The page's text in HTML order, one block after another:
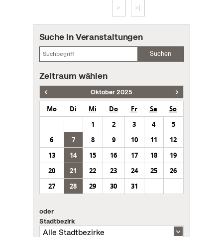
> >|
Suche in Veranstaltungen
Suchen
Zeitraum wählen
Oktober 2025
Mo Di Mi Do Fr Sa
So
1
2 3 4
5
6
7 8 9 10 11
12
13
14 15 16 17 18
19
20
21 22 23 24 25
26
27
28 29 30 31
oder
Stadtbezirk